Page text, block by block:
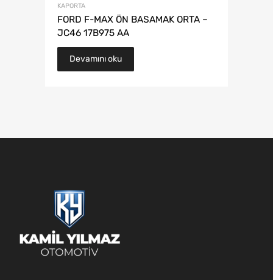
KAPORTA
FORD F-MAX ÖN BASAMAK ORTA –
JC46 17B975 AA
Devamını oku